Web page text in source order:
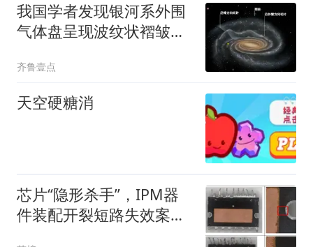
我国学者发现银河系外围
气体盘呈现波纹状褶皱结
齐鲁壹点
天空硬糖消
芯片“隐形杀手”，IPM器
件装配开裂短路失效案例